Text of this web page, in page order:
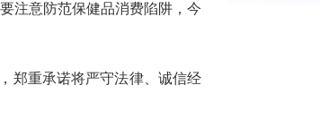
注意防范保健品消费陷阱，今
郑重承诺将严守法律、诚信经